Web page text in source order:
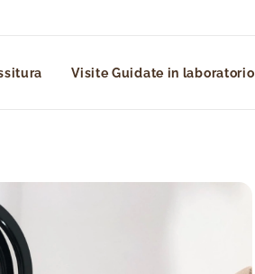
Visite Guidate in laboratorio